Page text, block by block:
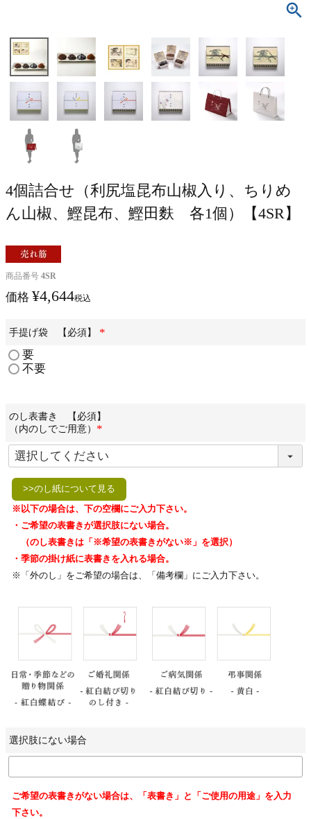
4個詰合せ（利尻塩昆布山椒入り、ちりめ
ん山椒、鰹昆布、鰹田麩 各1個）【4SR】
商品番号 4SR
価格 ¥4,644税込
手提げ袋 【必須】
要
不要
のし表書き 【必須】
（内のしでご用意）
(
必
須
)
>>のし紙について見る
※以下の場合は、下の空欄にご入力下さい。
・ご希望の表書きが選択肢にない場合。
（のし表書きは「※希望の表書きがない※」を選択）
・季節の掛け紙に表書きを入れる場合。
※「外のし」をご希望の場合は、「備考欄」にご入力下さい。
選択肢にない場合
ご希望の表書きがない場合は、「表書き」と「ご使用の用途」を入力
下さい。